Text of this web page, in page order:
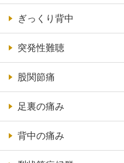
ぎっくり背中
突発性難聴
股関節痛
足裏の痛み
背中の痛み